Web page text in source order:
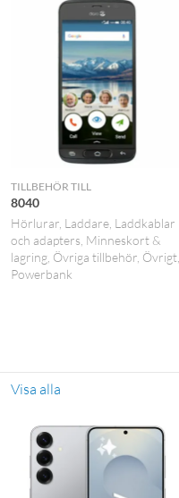
TILLBEHÖR TILL
8040
Hörlurar Laddare Laddkablar
och adapters Minneskort &
lagring Övriga tillbehör Övrigt
Powerbank
Visa alla